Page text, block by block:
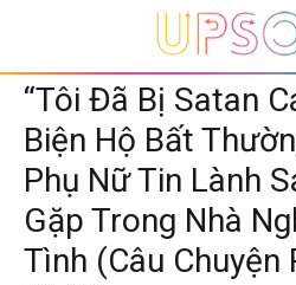
“Tôi Đã Bị Satan
Biện Hộ Bất
Phụ Nữ Tin Lành
Gặp Trong Nhà
Tình (Câu Chuyện